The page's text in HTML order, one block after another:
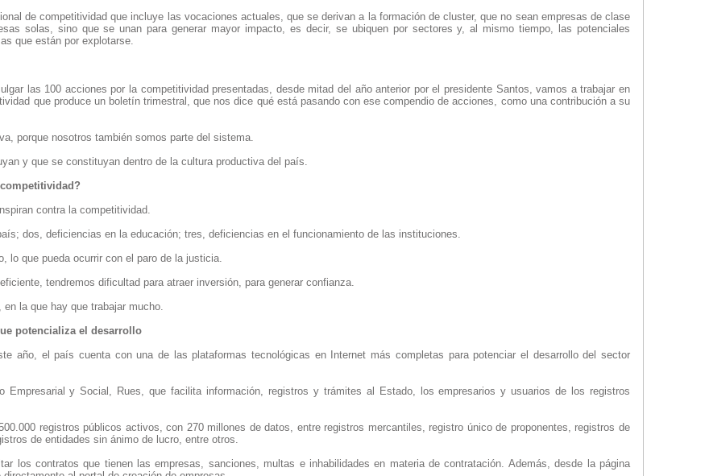
de competitividad que incluye las vocaciones actuales, que se derivan a la formación de cluster, que no sean empresas de clase
solas, sino que se unan para generar mayor impacto, es decir, se ubiquen por sectores y, al mismo tiempo, las potenciales
que están por explotarse.
las 100 acciones por la competitividad presentadas, desde mitad del año anterior por el presidente Santos, vamos a trabajar en
que produce un boletín trimestral, que nos dice qué está pasando con ese compendio de acciones, como una contribución a su
porque nosotros también somos parte del sistema.
y que se constituyan dentro de la cultura productiva del país.
contra la competitividad.
dos, deficiencias en la educación; tres, deficiencias en el funcionamiento de las instituciones.
lo que pueda ocurrir con el paro de la justicia.
tendremos dificultad para atraer inversión, para generar confianza.
la que hay que trabajar mucho.
potencializa el desarrollo
año, el país cuenta con una de las plataformas tecnológicas en Internet más completas para potenciar el desarrollo del sector
Empresarial y Social, Rues, que facilita información, registros y trámites al Estado, los empresarios y usuarios de los registros
registros públicos activos, con 270 millones de datos, entre registros mercantiles, registro único de proponentes, registros de
de entidades sin ánimo de lucro, entre otros.
los contratos que tienen las empresas, sanciones, multas e inhabilidades en materia de contratación. Además, desde la página